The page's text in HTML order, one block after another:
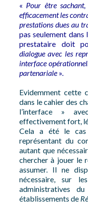
« Pour être
efficacement les
prestations dues au
pas seulement
prestataire doit
dialogue avec les
interface
partenariale ».
Evidemment cette
dans le cahier des
l’interface »
effectivement fort,
Cela a été le
représentant du
autant que
chercher à jouer le
assumer. Il ne
nécessaire, sur
administratives
établissements de